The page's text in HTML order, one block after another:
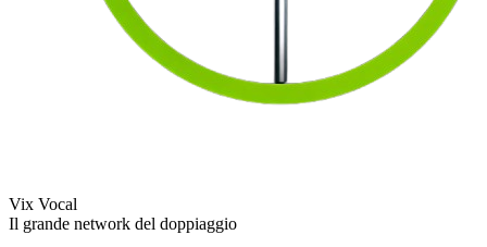
Vix Vocal
Il grande network del doppiaggio